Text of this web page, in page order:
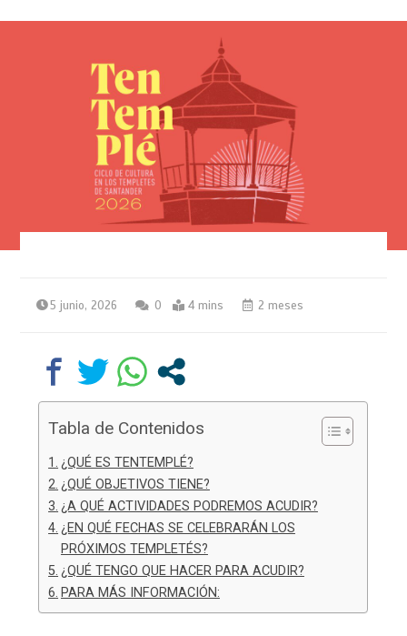
5 junio, 2026 0 4 mins 2 meses
Tabla de Contenidos
¿QUÉ ES TENTEMPLÉ?
¿QUÉ OBJETIVOS TIENE?
¿A QUÉ ACTIVIDADES PODREMOS ACUDIR?
¿EN QUÉ FECHAS SE CELEBRARÁN LOS
PRÓXIMOS TEMPLETÉS?
¿QUÉ TENGO QUE HACER PARA ACUDIR?
PARA MÁS INFORMACIÓN: